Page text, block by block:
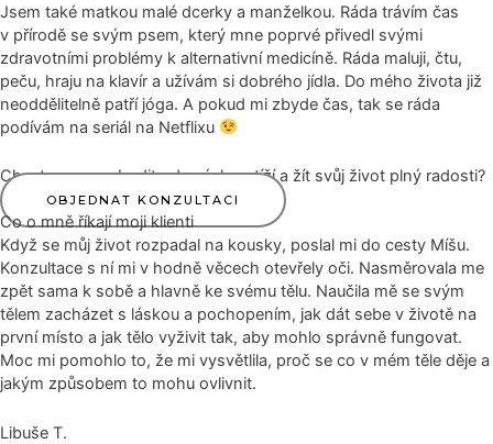
Jsem také matkou malé dcerky a manželkou. Ráda trávím čas
v přírodě se svým psem, který mne poprvé přivedl svými
zdravotními problémy k alternativní medicíně. Ráda maluji, čtu,
peču, hraju na klavír a užívám si dobrého jídla. Do mého života již
neoddělitelně patří jóga. A pokud mi zbyde čas, tak se ráda
podívám na seriál na Netflixu
Chcete se osvobodit od svých potíží a žít svůj život plný radosti?
OBJEDNAT KONZULTACI
Co o mně říkají moji klienti
Když se můj život rozpadal na kousky, poslal mi do cesty Míšu.
Konzultace s ní mi v hodně věcech otevřely oči. Nasměrovala me
zpět sama k sobě a hlavně ke svému tělu. Naučila mě se svým
tělem zacházet s láskou a pochopením, jak dát sebe v životě na
první místo a jak tělo vyživit tak, aby mohlo správně fungovat.
Moc mi pomohlo to, že mi vysvětlila, proč se co v mém těle děje a
jakým způsobem to mohu ovlivnit.
Libuše T.